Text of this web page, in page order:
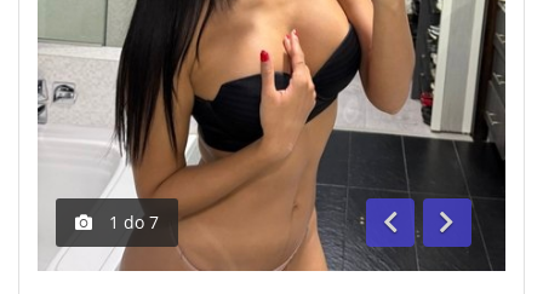
1 do 7
AnteriorSegue